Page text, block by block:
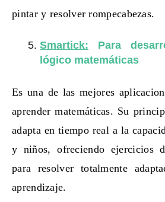
pintar y resolver rompecabezas.
Smartick:
Para
lógico matemáticas
Es una de las mejores
aprender matemáticas. Su
adapta en tiempo real a la
y niños, ofreciendo ejercicios
para resolver totalmente
aprendizaje.